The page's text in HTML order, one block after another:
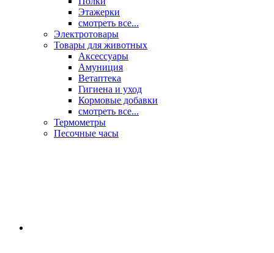
Этажерки
смотреть все...
Электротовары
Товары для животных
Аксессуары
Амуниция
Ветаптека
Гигиена и уход
Кормовые добавки
смотреть все...
Термометры
Песочные часы